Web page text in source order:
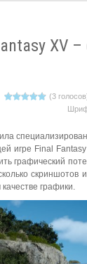
XV
(3
игре Final
графический
скриншотов
графики.